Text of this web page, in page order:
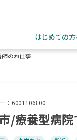
はじめての
のお仕事
：6001106800
/療養型病